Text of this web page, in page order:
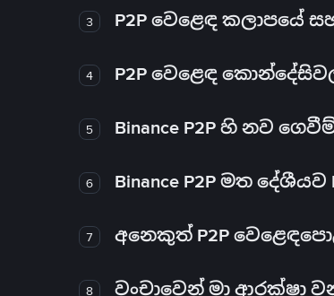
3 P2P වෙළෙඳ කලාපයේ
4 P2P වෙළෙඳ
5 Binance P2P හි නව
6 Binance P2P මත
7 අනෙකුත් P2P
8 වංචාවෙන් මා ආරක්ෂා